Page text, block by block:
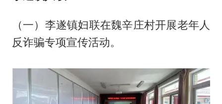
（一）李遂镇妇联在魏辛庄村开展老年人
反诈骗专项宣传活动。